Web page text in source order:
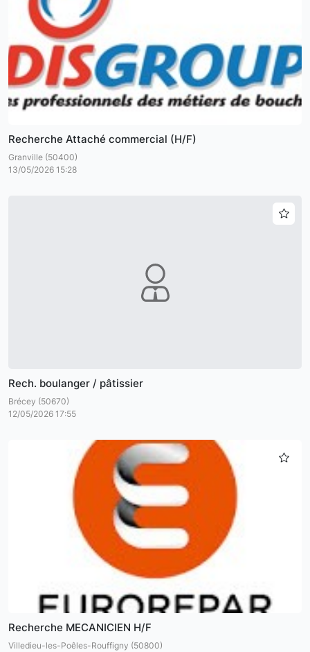
Recherche Attaché commercial (H/F)
Granville (50400)
13/05/2026 15:28
Rech. boulanger / pâtissier
Brécey (50670)
12/05/2026 17:55
Recherche MECANICIEN H/F
Villedieu-les-Poêles-Rouffigny (50800)